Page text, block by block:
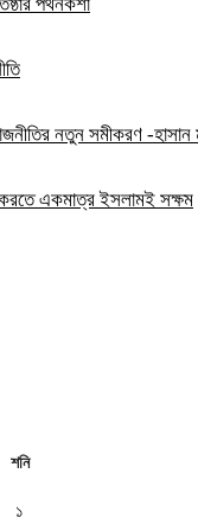
নতুন সমীকরণ -হাসান
করতে একমাত্র ইসলামই সক্ষম
শনি
১